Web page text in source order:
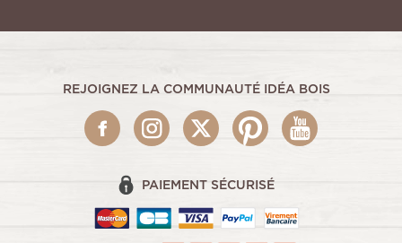
REJOIGNEZ LA COMMUNAUTÉ IDÉA BOIS
PAIEMENT SÉCURISÉ